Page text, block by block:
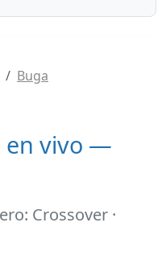
Buga
en vivo —
Crossover ·